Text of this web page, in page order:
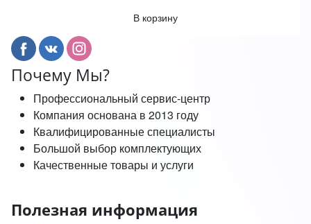
В корзину
Почему Мы?
Профессиональный сервис-центр
Компания основана в 2013 году
Квалифицированные специалисты
Большой выбор комплектующих
Качественные товары и услуги
Полезная информация